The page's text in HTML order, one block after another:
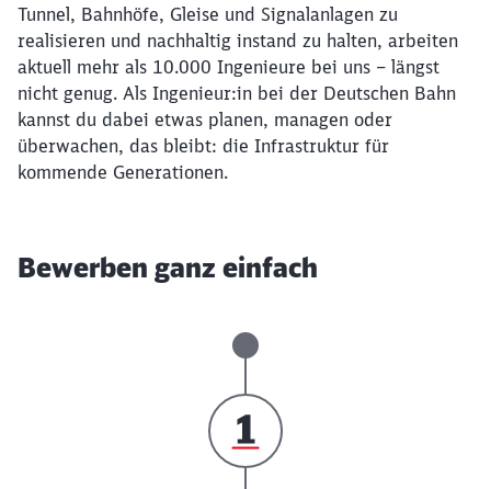
Tunnel, Bahnhöfe, Gleise und Signalanlagen zu
realisieren und nachhaltig instand zu halten, arbeiten
aktuell mehr als 10.000 Ingenieure bei uns – längst
nicht genug. Als Ingenieur:in bei der Deutschen Bahn
kannst du dabei etwas planen, managen oder
überwachen, das bleibt: die Infrastruktur für
kommende Generationen.
Bewerben ganz einfach